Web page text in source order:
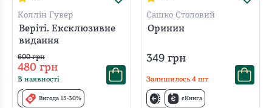
Коллін Гувер
Веріті. Ексклюзивне
видання
600грн
480 грн
В наявності
Вигода 15-30%
Сашко Столовий
Оринин
349 грн
Залишилось 4 шт
єКнига